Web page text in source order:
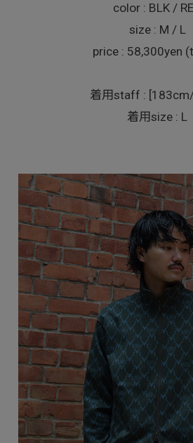
color : BLK /
size : M / L
price : 58,300yen
着用staff :
着用size : L